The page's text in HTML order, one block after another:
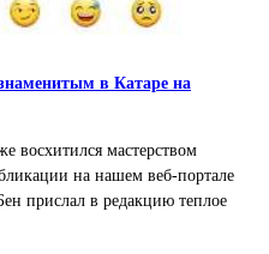
в Катаре на
восхитился мастерством
на нашем веб-портале
прислал в редакцию теплое